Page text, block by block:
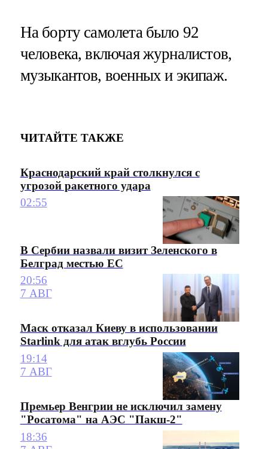
На борту самолета было 92
человека, включая журналистов,
музыкантов, военных и экипаж.
ЧИТАЙТЕ ТАКЖЕ
Краснодарский край столкнулся с
угрозой ракетного удара
02:55
В Сербии назвали визит Зеленского в
Белград местью ЕС
20:56
7 АВГ
Маск отказал Киеву в использовании
Starlink для атак вглубь России
19:14
7 АВГ
Премьер Венгрии не исключил замену
"Росатома" на АЭС "Пакш-2"
18:36